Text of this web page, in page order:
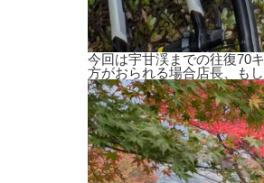
今回は宇甘渓までの往復70
方がおられる場合店長、も